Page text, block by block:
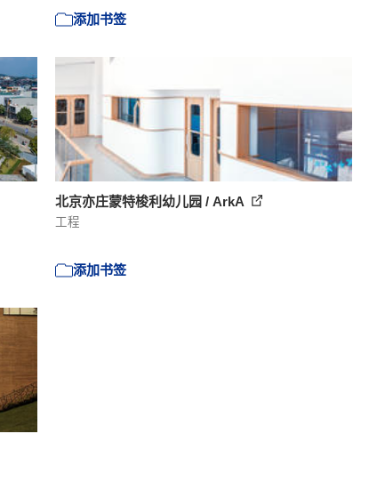
添加书签
北京亦庄蒙特梭利幼儿园 / ArkA
工程
添加书签